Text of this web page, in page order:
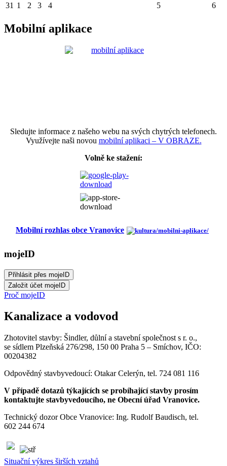
31 1 2 3 4 5 6
Mobilní aplikace
Sledujte informace z našeho webu na svých chytrých telefonech.
Využívejte naši novou mobilní aplikaci – V OBRAZE.
Volně ke stažení:
Mobilní rozhlas obce Vranovice
mojeID
Proč mojeID
Kanalizace a vodovod
Zhotovitel stavby: Šindler, důlní a stavební společnost s r. o.,
se sídlem Plzeňská 276/298, 150 00 Praha 5 – Smíchov, IČO:
00204382
Odpovědný stavbyvedoucí: Otakar Celerýn, tel. 724 081 116
V případě dotazů týkajících se probíhající stavby prosím
kontaktujte stavbyvedoucího, ne Obecní úřad Vranovice.
Technický dozor Obce Vranovice: Ing. Rudolf Baudisch, tel.
602 244 674
Situační výkres širších vztahů